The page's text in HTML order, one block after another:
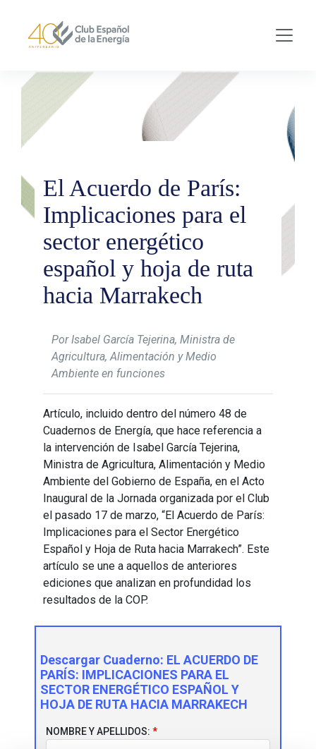
El Acuerdo de París:
Implicaciones para el
sector energético
español y hoja de ruta
hacia Marrakech
Por Isabel García Tejerina, Ministra de
Agricultura, Alimentación y Medio
Ambiente en funciones
Artículo, incluido dentro del número 48 de
Cuadernos de Energía, que hace referencia a
la intervención de Isabel García Tejerina,
Ministra de Agricultura, Alimentación y Medio
Ambiente del Gobierno de España, en el Acto
Inaugural de la Jornada organizada por el Club
el pasado 17 de marzo, “El Acuerdo de París:
Implicaciones para el Sector Energético
Español y Hoja de Ruta hacia Marrakech”. Este
artículo se une a aquellos de anteriores
ediciones que analizan en profundidad los
resultados de la COP.
Descargar Cuaderno: EL ACUERDO DE
PARÍS: IMPLICACIONES PARA EL
SECTOR ENERGÉTICO ESPAÑOL Y
HOJA DE RUTA HACIA MARRAKECH
NOMBRE Y APELLIDOS: